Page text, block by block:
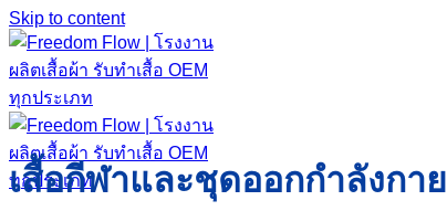
Skip to content
เสื้อกีฬาและชุดออกกำลังกาย